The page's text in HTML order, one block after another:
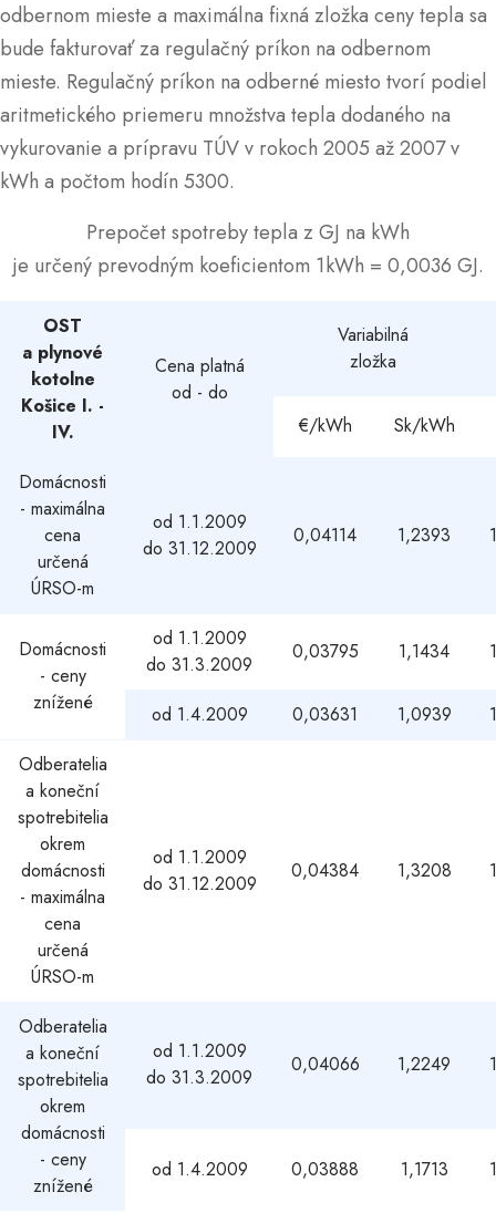
odbernom mieste a maximálna fixná zložka ceny tepla sa
bude fakturovať za regulačný príkon na odbernom
mieste. Regulačný príkon na odberné miesto tvorí podiel
aritmetického priemeru množstva tepla dodaného na
vykurovanie a prípravu TÚV v rokoch 2005 až 2007 v
kWh a počtom hodín 5300.
Prepočet spotreby tepla z GJ na kWh
je určený prevodným koeficientom 1kWh = 0,0036 GJ.
OST
a plynové
kotolne
Košice I. -
IV.
Cena platná
od - do
Variabilná
zložka
€/kWh Sk/kWh
Domácnosti
- maximálna
cena
určená
ÚRSO-m
od 1.1.2009
do 31.12.2009
0,04114 1,2393
Domácnosti
- ceny
znížené
od 1.1.2009
do 31.3.2009
0,03795 1,1434
od 1.4.2009 0,03631 1,0939
Odberatelia
a koneční
spotrebitelia
okrem
domácnosti
- maximálna
cena
určená
ÚRSO-m
od 1.1.2009
do 31.12.2009
0,04384 1,3208
Odberatelia
a koneční
spotrebitelia
okrem
domácnosti
- ceny
znížené
od 1.1.2009
do 31.3.2009
0,04066 1,2249
od 1.4.2009 0,03888 1,1713